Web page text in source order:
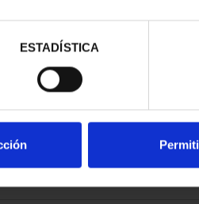
ESTADÍSTICA